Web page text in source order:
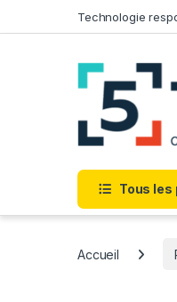
Technologie
Tous les
Accueil